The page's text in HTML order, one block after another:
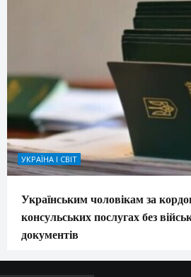
УКРАЇНА І СВІТ
Українським чоловікам за
консульських послугах без
документів